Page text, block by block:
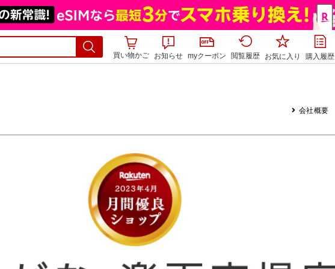
買い物かご お知らせ myクーポン 閲覧履歴 お気に入り 購入履歴